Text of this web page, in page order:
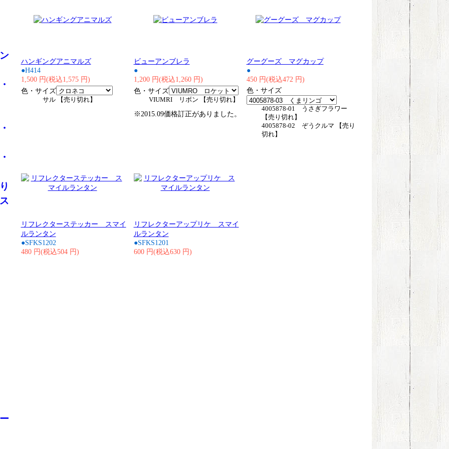
ハンギングアニマルズ
●H414
1,500 円(税込1,575 円)
色・サイズ
サル 【売り切れ】
ビューアンブレラ
●
1,200 円(税込1,260 円)
色・サイズ
VIUMRI リボン 【売り切れ】
※2015.09価格訂正がありました。
グーグーズ マグカップ
●
450 円(税込472 円)
色・サイズ
4005878-01 うさぎフラワー
【売り切れ】
4005878-02 ぞうクルマ 【売り
切れ】
リフレクターステッカー スマイ
ルランタン
●SFKS1202
480 円(税込504 円)
リフレクターアップリケ スマイ
ルランタン
●SFKS1201
600 円(税込630 円)